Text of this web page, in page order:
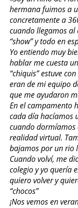
hermana fuimos a
concretamente a
cuando llegamos
“show” y todo en
Yo entiendo muy
hablar me cuesta
“chiquis” estuve
eran de mi equipo
que me ayudaron
En el campamento
cada día hacíamos
cuando dormíamos
realidad virtual.
bajamos por un rio
Cuando volví, me
colegio y yo quería
quiero volver y
“chocos”
¡Nos vemos en